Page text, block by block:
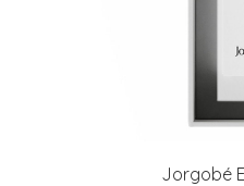
Jorgobé